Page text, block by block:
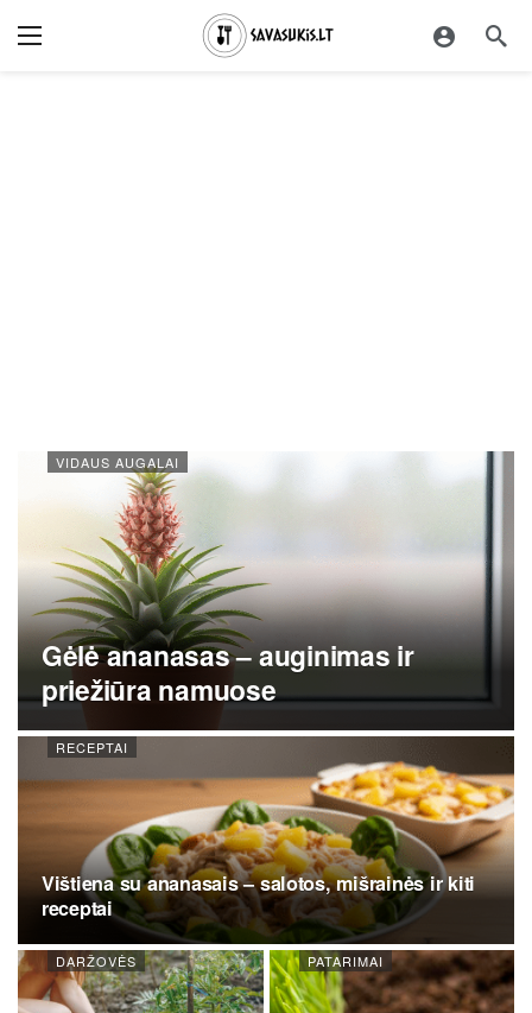
VIDAUS AUGALAI
Gėlė ananasas – auginimas ir
priežiūra namuose
RECEPTAI
Vištiena su ananasais – salotos, mišrainės ir kiti
receptai
DARŽOVĖS PATARIMAI